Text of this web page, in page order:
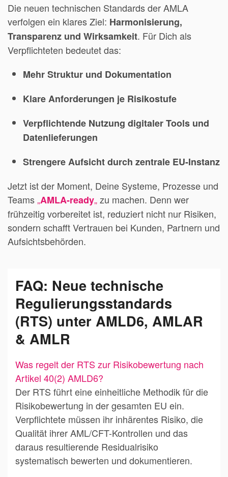
Die neuen technischen Standards der AMLA
verfolgen ein klares Ziel: Harmonisierung,
Transparenz und Wirksamkeit. Für Dich als
Verpflichteten bedeutet das:
Mehr Struktur und Dokumentation
Klare Anforderungen je Risikostufe
Verpflichtende Nutzung digitaler Tools und
Datenlieferungen
Strengere Aufsicht durch zentrale EU-Instanz
Jetzt ist der Moment, Deine Systeme, Prozesse und
Teams„AMLA-ready„zu machen. Denn wer
frühzeitig vorbereitet ist, reduziert nicht nur Risiken,
sondern schafft Vertrauen bei Kunden, Partnern und
Aufsichtsbehörden.
FAQ: Neue technische
Regulierungsstandards
(RTS) unter AMLD6, AMLAR
& AMLR
Was regelt der RTS zur Risikobewertung nach
Artikel 40(2) AMLD6?
Der RTS führt eine einheitliche Methodik für die
Risikobewertung in der gesamten EU ein.
Verpflichtete müssen ihr inhärentes Risiko, die
Qualität ihrer AML/CFT-Kontrollen und das
daraus resultierende Residualrisiko
systematisch bewerten und dokumentieren.